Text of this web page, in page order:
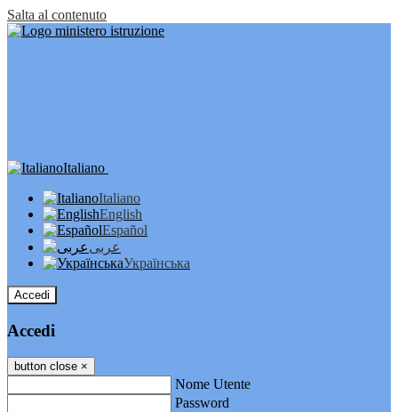
Salta al contenuto
Italiano
Italiano
English
Español
عربى
Українська
Accedi
Accedi
button close ×
Nome Utente
Password